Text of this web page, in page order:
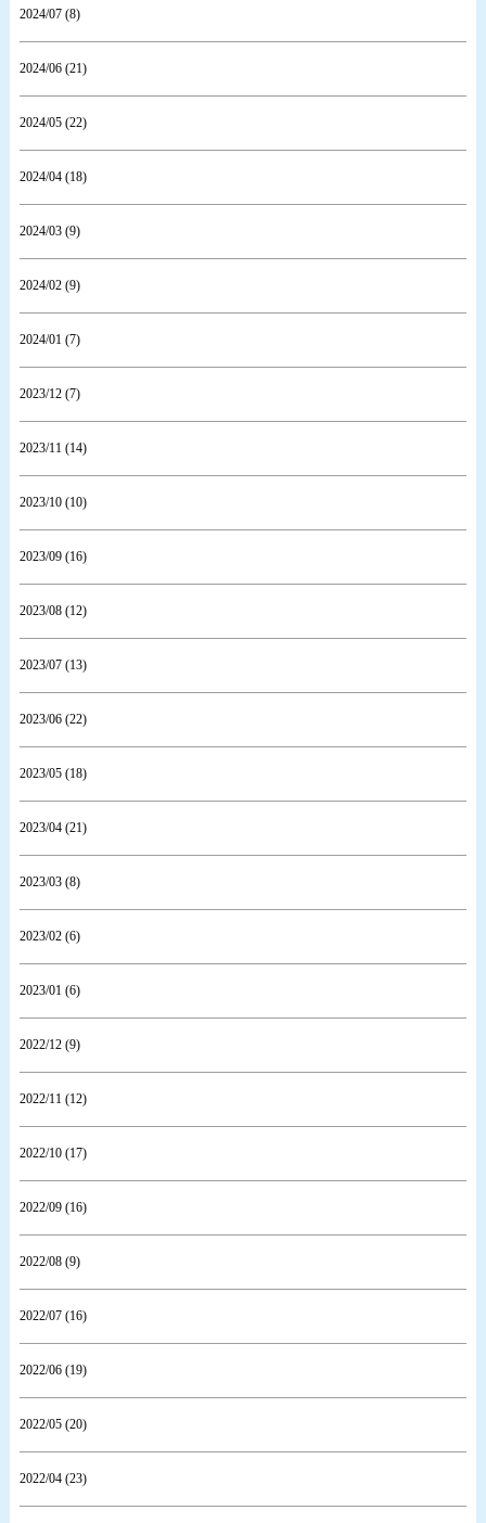
2024/07 (8)
2024/06 (21)
2024/05 (22)
2024/04 (18)
2024/03 (9)
2024/02 (9)
2024/01 (7)
2023/12 (7)
2023/11 (14)
2023/10 (10)
2023/09 (16)
2023/08 (12)
2023/07 (13)
2023/06 (22)
2023/05 (18)
2023/04 (21)
2023/03 (8)
2023/02 (6)
2023/01 (6)
2022/12 (9)
2022/11 (12)
2022/10 (17)
2022/09 (16)
2022/08 (9)
2022/07 (16)
2022/06 (19)
2022/05 (20)
2022/04 (23)